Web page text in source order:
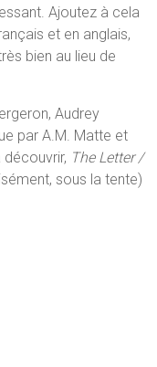
Ajoutez à cela
et en anglais,
bien au lieu de
Audrey
par A.M. Matte et
The Letter /
sous la tente)